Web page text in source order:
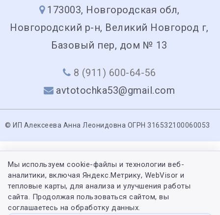
173003, Новгородская обл,
Новгородский р-н, Великий Новгород г,
Базовый пер, дом № 13
8 (911) 600-64-56
avtotochka53@gmail.com
© ИП Алексеева Анна Леонидовна ОГРН 316532100060053
Мы используем cookie-файлы и технологии веб-
аналитики, включая Яндекс.Метрику, WebVisor и
тепловые карты, для анализа и улучшения работы
сайта. Продолжая пользоваться сайтом, вы
соглашаетесь на обработку данных.